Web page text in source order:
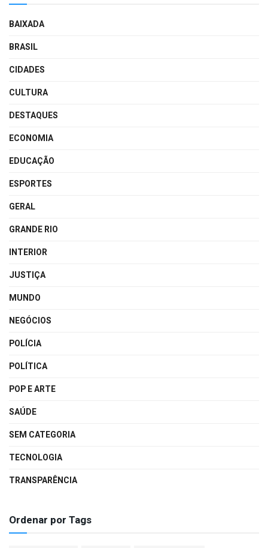
BAIXADA
BRASIL
CIDADES
CULTURA
DESTAQUES
ECONOMIA
EDUCAÇÃO
ESPORTES
GERAL
GRANDE RIO
INTERIOR
JUSTIÇA
MUNDO
NEGÓCIOS
POLÍCIA
POLÍTICA
POP E ARTE
SAÚDE
SEM CATEGORIA
TECNOLOGIA
TRANSPARÊNCIA
Ordenar por Tags